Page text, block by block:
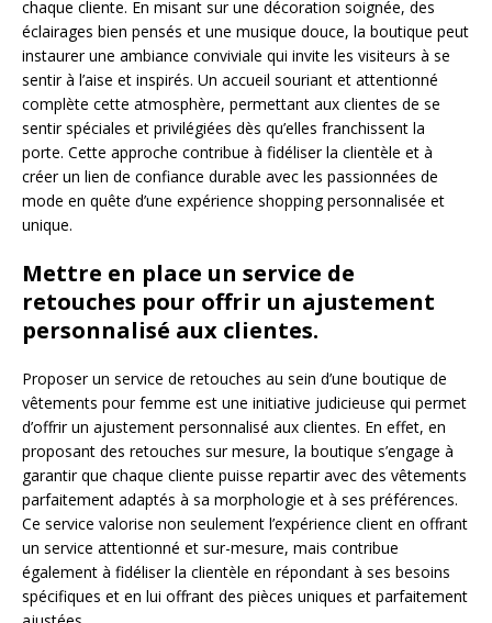
chaque cliente. En misant sur une décoration soignée, des
éclairages bien pensés et une musique douce, la boutique peut
instaurer une ambiance conviviale qui invite les visiteurs à se
sentir à l’aise et inspirés. Un accueil souriant et attentionné
complète cette atmosphère, permettant aux clientes de se
sentir spéciales et privilégiées dès qu’elles franchissent la
porte. Cette approche contribue à fidéliser la clientèle et à
créer un lien de confiance durable avec les passionnées de
mode en quête d’une expérience shopping personnalisée et
unique.
Mettre en place un service de
retouches pour offrir un ajustement
personnalisé aux clientes.
Proposer un service de retouches au sein d’une boutique de
vêtements pour femme est une initiative judicieuse qui permet
d’offrir un ajustement personnalisé aux clientes. En effet, en
proposant des retouches sur mesure, la boutique s’engage à
garantir que chaque cliente puisse repartir avec des vêtements
parfaitement adaptés à sa morphologie et à ses préférences.
Ce service valorise non seulement l’expérience client en offrant
un service attentionné et sur-mesure, mais contribue
également à fidéliser la clientèle en répondant à ses besoins
spécifiques et en lui offrant des pièces uniques et parfaitement